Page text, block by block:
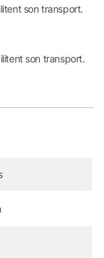
son transport.
son transport.